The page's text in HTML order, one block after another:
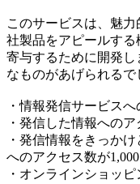
このサービスは、魅
社製品をアピールす
寄与するために開発し
なものがあげられるで
・情報発信サービス
・発信した情報への
・発信情報をきっか
へのアクセス数が1,000
・オンラインショッ